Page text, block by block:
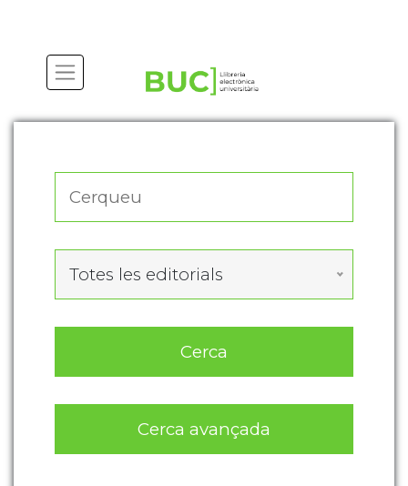
Totes les editorials
Cerca
Cerca avançada